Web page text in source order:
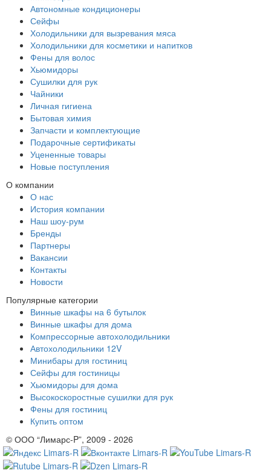
Автономные кондиционеры
Сейфы
Холодильники для вызревания мяса
Холодильники для косметики и напитков
Фены для волос
Хьюмидоры
Сушилки для рук
Чайники
Личная гигиена
Бытовая химия
Запчасти и комплектующие
Подарочные сертификаты
Уцененные товары
Новые поступления
О компании
О нас
История компании
Наш шоу-рум
Бренды
Партнеры
Вакансии
Контакты
Новости
Популярные категории
Винные шкафы на 6 бутылок
Винные шкафы для дома
Компрессорные автохолодильники
Автохолодильники 12V
Минибары для гостиниц
Сейфы для гостиницы
Хьюмидоры для дома
Высокоскоростные сушилки для рук
Фены для гостиниц
Купить оптом
© ООО “Лимарс-P”, 2009 - 2026